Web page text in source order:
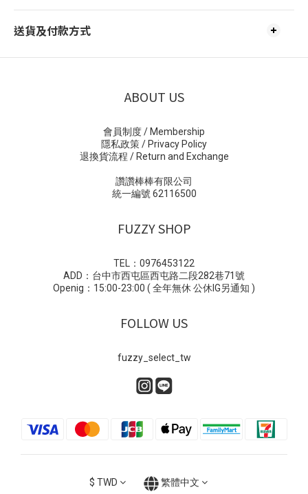
送貨及付款方式
ABOUT US
會員制度 / Membership
隱私政策 / Privacy Policy
退換貨流程 / Return and Exchange
讚讚棒棒有限公司
統一編號 62116500
FUZZY SHOP
TEL：0976453122
ADD：台中市西屯區西屯路二段282巷71號
Openig：15:00-23:00 ( 全年無休 公休IG另通知 )
FOLLOW US
fuzzy_select_tw
$ TWD 繁體中文